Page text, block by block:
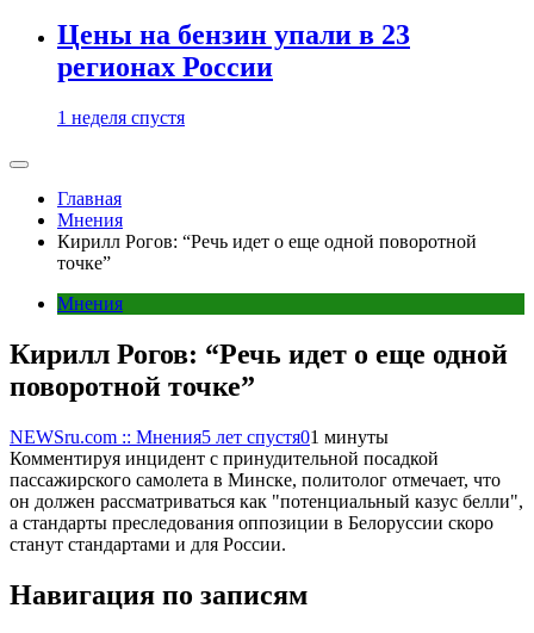
Цены на бензин упали в 23
регионах России
1 неделя спустя
Главная
Мнения
Кирилл Рогов: “Речь идет о еще одной поворотной
точке”
Мнения
Кирилл Рогов: “Речь идет о еще одной
поворотной точке”
NEWSru.com :: Мнения5 лет спустя01 минуты
Комментируя инцидент с принудительной посадкой
пассажирского самолета в Минске, политолог отмечает, что
он должен рассматриваться как "потенциальный казус белли",
а стандарты преследования оппозиции в Белоруссии скоро
станут стандартами и для России.
Навигация по записям